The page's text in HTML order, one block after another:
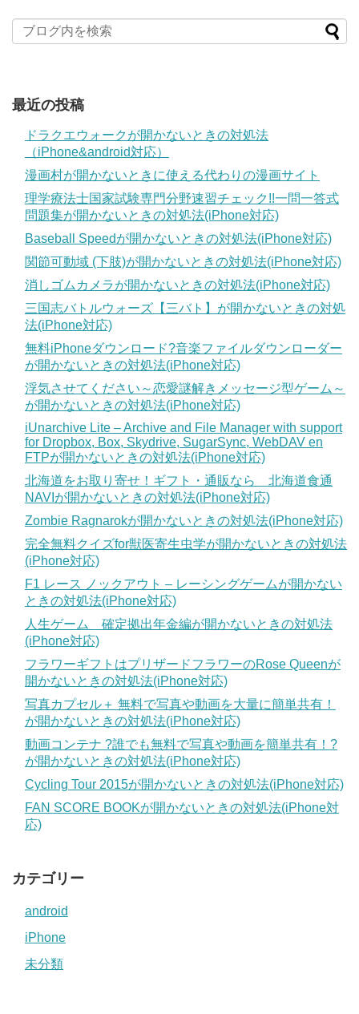
最近の投稿
ドラクエウォークが開かないときの対処法
（iPhone&android対応）
漫画村が開かないときに使える代わりの漫画サイト
理学療法士国家試験専門分野速習チェック!!一問一答式
問題集が開かないときの対処法(iPhone対応)
Baseball Speedが開かないときの対処法(iPhone対応)
関節可動域 (下肢)が開かないときの対処法(iPhone対応)
消しゴムカメラが開かないときの対処法(iPhone対応)
三国志バトルウォーズ【三バト】が開かないときの対処
法(iPhone対応)
無料iPhoneダウンロード?音楽ファイルダウンローダー
が開かないときの対処法(iPhone対応)
浮気させてください～恋愛謎解きメッセージ型ゲーム～
が開かないときの対処法(iPhone対応)
iUnarchive Lite – Archive and File Manager with support
for Dropbox, Box, Skydrive, SugarSync, WebDAV en
FTPが開かないときの対処法(iPhone対応)
北海道をお取り寄せ！ギフト・通販なら 北海道食通
NAVIが開かないときの対処法(iPhone対応)
Zombie Ragnarokが開かないときの対処法(iPhone対応)
完全無料クイズfor獣医寄生虫学が開かないときの対処法
(iPhone対応)
F1 レース ノックアウト – レーシングゲームが開かない
ときの対処法(iPhone対応)
人生ゲーム 確定拠出年金編が開かないときの対処法
(iPhone対応)
フラワーギフトはプリザードフラワーのRose Queenが
開かないときの対処法(iPhone対応)
写真カプセル＋ 無料で写真や動画を大量に簡単共有！
が開かないときの対処法(iPhone対応)
動画コンテナ ?誰でも無料で写真や動画を簡単共有！?
が開かないときの対処法(iPhone対応)
Cycling Tour 2015が開かないときの対処法(iPhone対応)
FAN SCORE BOOKが開かないときの対処法(iPhone対
応)
カテゴリー
android
iPhone
未分類